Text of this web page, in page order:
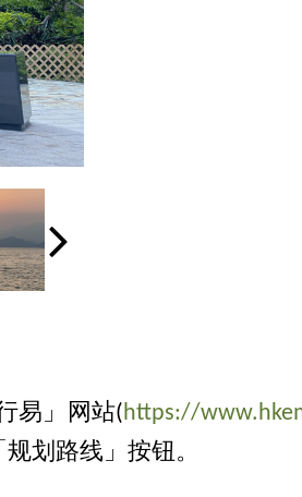
易」网站(https://
划路线」按钮。